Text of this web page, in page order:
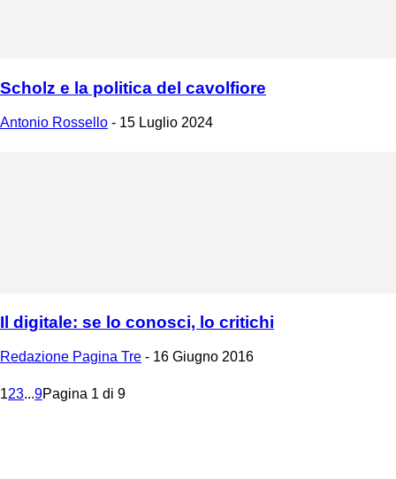
Scholz e la politica del cavolfiore
Antonio Rossello - 15 Luglio 2024
Il digitale: se lo conosci, lo critichi
Redazione Pagina Tre - 16 Giugno 2016
123...9Pagina 1 di 9